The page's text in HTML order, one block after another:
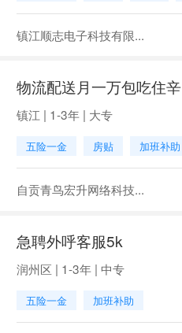
镇江顺志电子科技有限...
物流配送月一万包吃住辛
镇江 | 1-3年 | 大专
五险一金 房贴 加班补助
自贡青鸟宏升网络科技...
急聘外呼客服5k
润州区 | 1-3年 | 中专
五险一金 加班补助